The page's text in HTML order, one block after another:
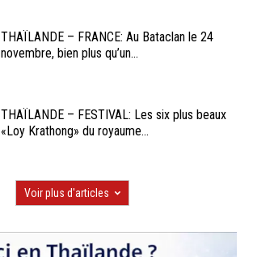
THAÏLANDE – FRANCE: Au Bataclan le 24
novembre, bien plus qu’un...
THAÏLANDE – FESTIVAL: Les six plus beaux
«Loy Krathong» du royaume...
Voir plus d'articles